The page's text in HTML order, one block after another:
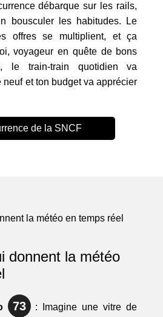
débarque sur les rails,
bousculer les habitudes. Le
offres se multiplient, et ça
voyageur en quête de bons
le train-train quotidien va
neuf et ton budget va apprécier
de la SNCF
donnent la météo
73 : Imagine une vitre de